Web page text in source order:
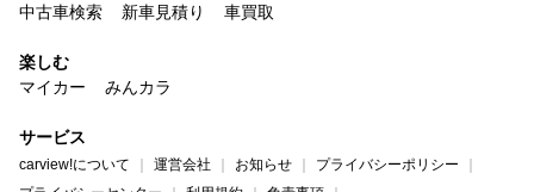
中古車検索
新車見積り 車買取
楽しむ
マイカー
みんカラ
サービス
carview!について 運営会社 お知らせ
プライバシーポリシー